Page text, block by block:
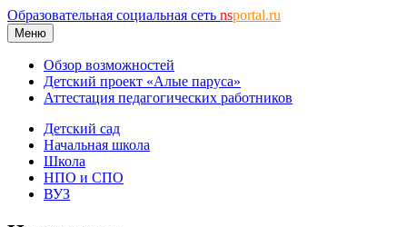
Образовательная социальная сеть nsportal.ru
Меню
Обзор возможностей
Детский проект «Алые паруса»
Аттестация педагогических работников
Детский сад
Начальная школа
Школа
НПО и СПО
ВУЗ